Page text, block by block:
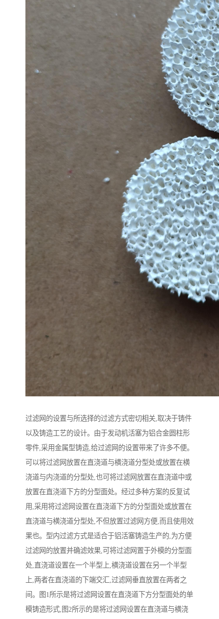
过滤网的设置与所选择的过滤方式密切相关,取决于铸件
以及铸造工艺的设计。由于发动机活塞为铝合金圆柱形
零件,采用金属型铸造,给过滤网的设置带来了许多不便。
可以将过滤网放置在直浇道与横浇道分型处或放置在横
浇道与内浇道的分型处,也可将过滤网放置在直浇道中或
放置在直浇道下方的分型面处。经过多种方案的反复试
用,采用将过滤网设置在直浇道下方的分型面处或放置在
直浇道与横浇道分型处,不但放置过滤网方便,而且使用效
果也。型内过滤方式是适合于铝活塞铸造生产的,为方便
过滤网的放置并确滤效果,可将过滤网置于外模的分型面
处,直浇道设置在一个半型上,横浇道设置在另一个半型
上,两者在直浇道的下端交汇,过滤网垂直放置在两者之
间。图1所示是将过滤网设置在直浇道下方分型面处的单
模铸造形式,图2所示的是将过滤网设置在直浇道与横浇